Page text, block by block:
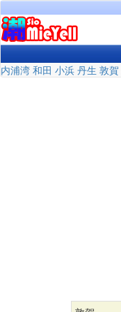
内浦湾 和田 小浜 丹生 敦賀